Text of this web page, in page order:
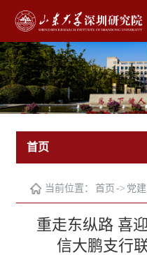
首页
当前位置： 首页 -> 党
重走东纵路 喜
信大鹏支行